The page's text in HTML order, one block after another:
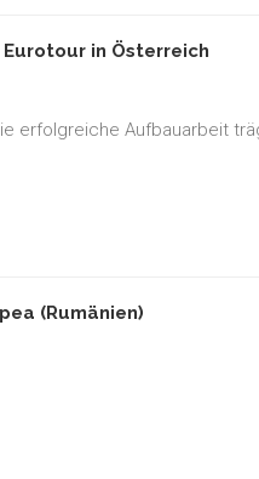
in Österreich
erfolgreiche Aufbauarbeit
(Rumänien)